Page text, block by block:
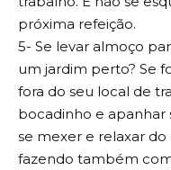
próxima refeição.
5- Se levar almoço
um jardim perto? Se
fora do seu local de
bocadinho e apanhar
se mexer e relaxar
fazendo também